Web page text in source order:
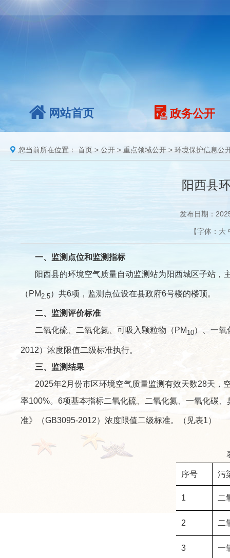
网站首页 政务公开
您当前所在位置： 首页 > 公开 > 重点领域公开 > 环境保护信息公
阳西县
发布日期：
【字体： 大
一、监测点位和监测指标
阳西县的环境空气质量自动监测站为阳西城区子站，
（PM2.5）共6项，监测点位设在县政府6号楼的楼顶。
二、监测评价标准
二氧化硫、二氧化氮、可吸入颗粒物（PM 10）、一氧
2012）浓度限值二级标准执行。
三、监测结果
2025年2月份市区环境空气质量监测有效天数28天，
率100%。6项基本指标二氧化硫、二氧化氮、一氧化碳
准》（GB3095-2012）浓度限值二级标准。（见表1）
序号 污
1 二
2 二
3 一